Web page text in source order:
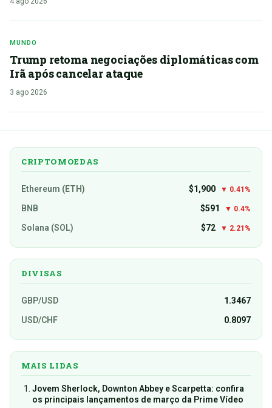
MUNDO
Trump retoma negociações diplomáticas com
Irã após cancelar ataque
3 ago 2026
CRIPTOMOEDAS
Ethereum (ETH) $1,900 ▼ 0.41%
BNB $591 ▼ 0.4%
Solana (SOL) $72 ▼ 2.21%
DIVISAS
GBP/USD
1.3467
USD/CHF
0.8097
MAIS LIDAS
Jovem Sherlock, Downton Abbey e Scarpetta: confira
os principais lançamentos de março da Prime Vídeo